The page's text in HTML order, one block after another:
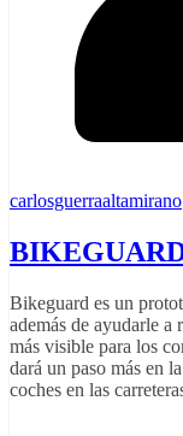
carlosguerraaltamirano
Bikeguard es un
además de ayudarle a
más visible para los
dará un paso más en
coches en las